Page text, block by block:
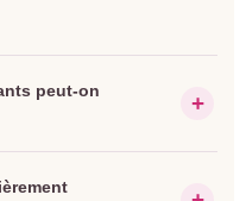
peut-on